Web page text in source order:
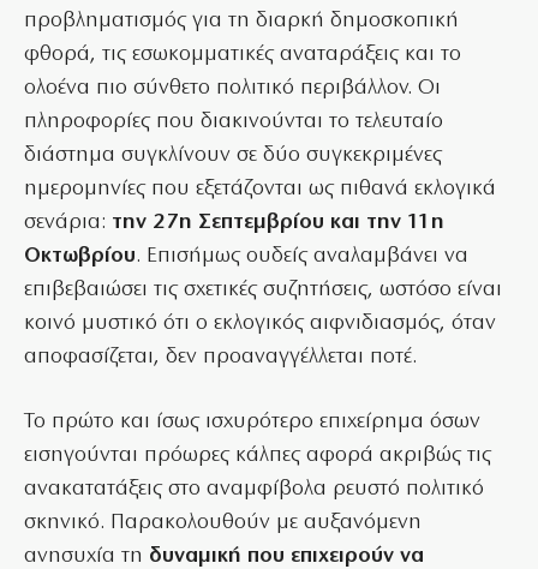
προβληματισμός για τη διαρκή δημοσκοπική
φθορά, τις εσωκομματικές αναταράξεις και το
ολοένα πιο σύνθετο πολιτικό περιβάλλον. Οι
πληροφορίες που διακινούνται το τελευταίο
διάστημα συγκλίνουν σε δύο συγκεκριμένες
ημερομηνίες που εξετάζονται ως πιθανά εκλογικά
σενάρια: την 27η Σεπτεμβρίου και την 11η
Οκτωβρίου. Επισήμως ουδείς αναλαμβάνει να
επιβεβαιώσει τις σχετικές συζητήσεις, ωστόσο είναι
κοινό μυστικό ότι ο εκλογικός αιφνιδιασμός, όταν
αποφασίζεται, δεν προαναγγέλλεται ποτέ.
Το πρώτο και ίσως ισχυρότερο επιχείρημα όσων
εισηγούνται πρόωρες κάλπες αφορά ακριβώς τις
ανακατατάξεις στο αναμφίβολα ρευστό πολιτικό
σκηνικό. Παρακολουθούν με αυξανόμενη
ανησυχία τη δυναμική που επιχειρούν να